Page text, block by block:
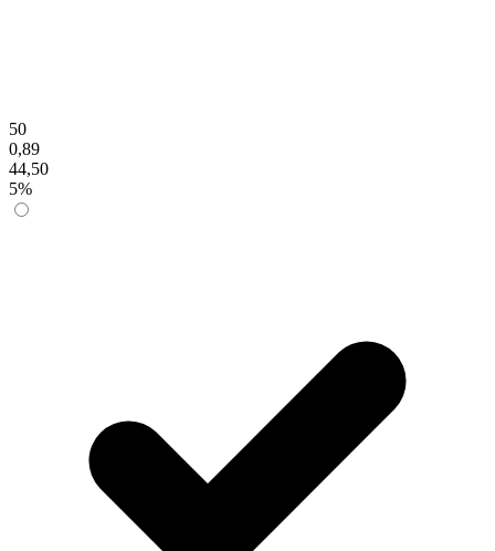
50
0,89
44,50
5%